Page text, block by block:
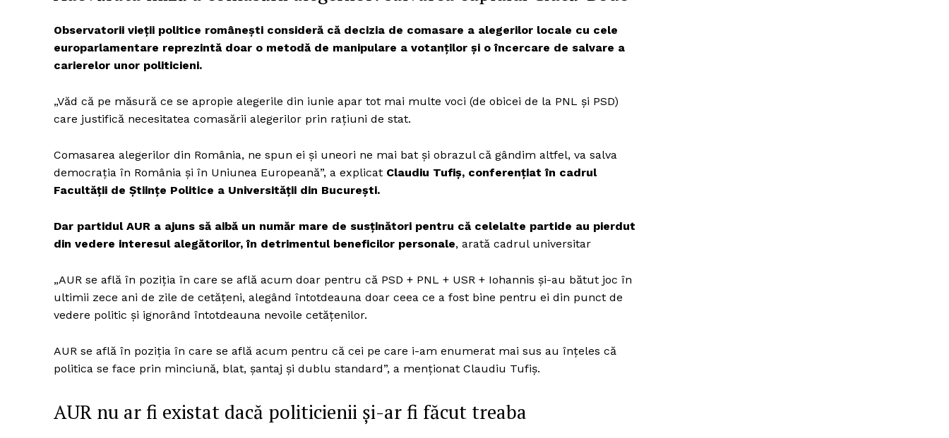
Observatorii vieții politice românești consideră că decizia de comasare a alegerilor locale cu cele
europarlamentare reprezintă doar o metodă de manipulare a votanților și o încercare de salvare a
carierelor unor politicieni.
„Văd că pe măsură ce se apropie alegerile din iunie apar tot mai multe voci (de obicei de la PNL și PSD)
care justifică necesitatea comasării alegerilor prin rațiuni de stat.
Comasarea alegerilor din România, ne spun ei și uneori ne mai bat și obrazul că gândim altfel, va salva
democrația în România și în Uniunea Europeană”, a explicat Claudiu Tufiș, conferențiat în cadrul
Facultății de Științe Politice a Universității din București.
Dar partidul AUR a ajuns să aibă un număr mare de susținători pentru că celelalte partide au pierdut
din vedere interesul alegătorilor, în detrimentul beneficilor personale, arată cadrul universitar
„AUR se află în poziția în care se află acum doar pentru că PSD + PNL + USR + Iohannis și-au bătut joc în
ultimii zece ani de zile de cetățeni, alegând întotdeauna doar ceea ce a fost bine pentru ei din punct de
vedere politic și ignorând întotdeauna nevoile cetățenilor.
AUR se află în poziția în care se află acum pentru că cei pe care i-am enumerat mai sus au înțeles că
politica se face prin minciună, blat, șantaj și dublu standard”, a menționat Claudiu Tufiș.
AUR nu ar fi existat dacă politicienii și-ar fi făcut treaba